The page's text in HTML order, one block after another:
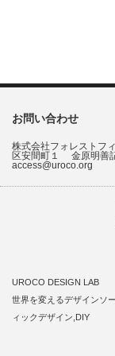
お問い合わせ
株式会社フォレストフ
区安間町１ 金原明善
access@uroco.org
UROCO DESIGN LAB
世界を変えるデザインソ
ィックデザイン,DIY